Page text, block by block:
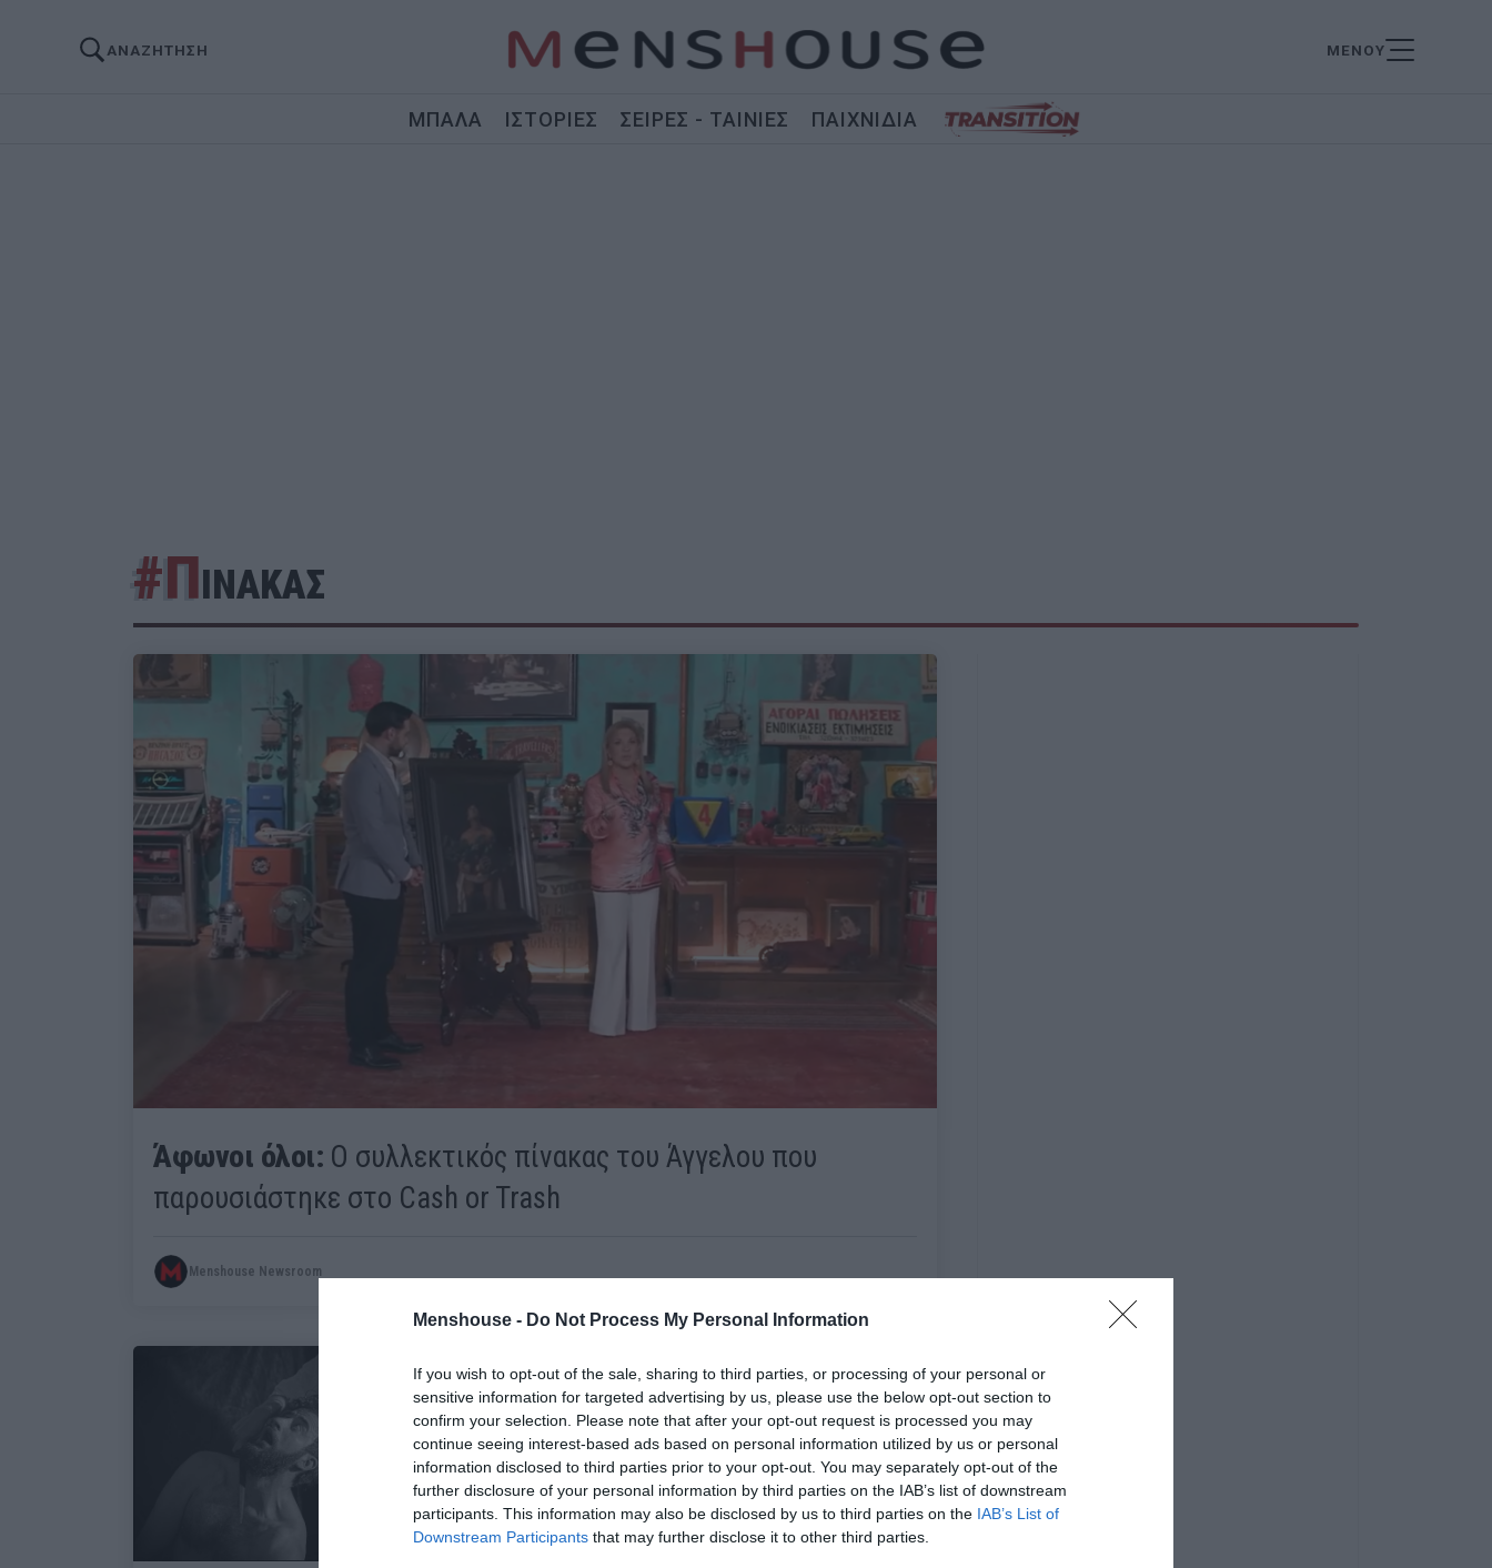
Menshouse - Do Not Process My Personal Information
If you wish to opt-out of the sale, sharing to third parties, or processing of your personal or
sensitive information for targeted advertising by us, please use the below opt-out section to
confirm your selection. Please note that after your opt-out request is processed you may
continue seeing interest-based ads based on personal information utilized by us or personal
information disclosed to third parties prior to your opt-out. You may separately opt-out of the
further disclosure of your personal information by third parties on the IAB’s list of downstream
participants. This information may also be disclosed by us to third parties on the IAB’s List of
Downstream Participants that may further disclose it to other third parties.
ΑΝΑΖΗΤΗΣΗ ΜΕΝΟΥ
ΜΠΑΛΑ ΙΣΤΟΡΙΕΣ ΣΕΙΡΕΣ - ΤΑΙΝΙΕΣ ΠΑΙΧΝΙΔΙΑ
#ΠΙΝΑΚΑΣ
Άφωνοι όλοι: Ο συλλεκτικός πίνακας του Άγγελου που
παρουσιάστηκε στο Cash or Trash
Menshouse Newsroom